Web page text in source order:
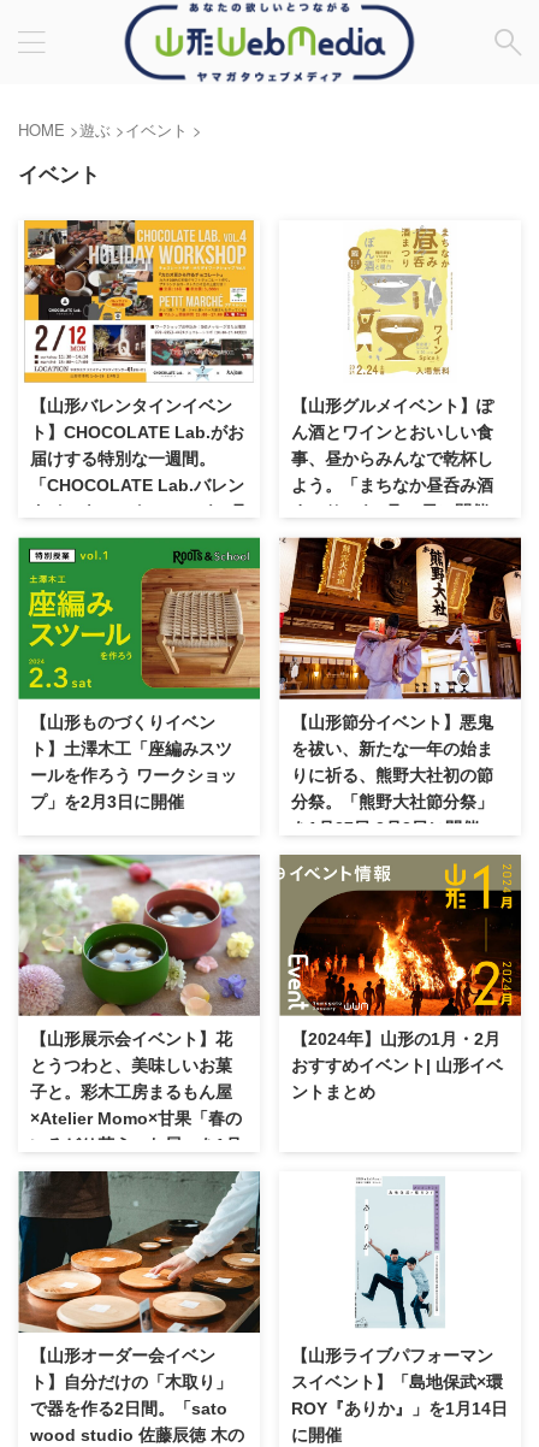
HOME >遊ぶ >イベント >
イベント
【山形バレンタインイベン
ト】CHOCOLATE Lab.がお
届けする特別な一週間。
「CHOCOLATE Lab.バレン
タインウィーク2024」を2月
9日～14日にかけて開催
【山形グルメイベント】ぽ
ん酒とワインとおいしい食
事、昼からみんなで乾杯し
よう。「まちなか昼呑み酒
まつり」を2月24日に開催
【山形ものづくりイベン
ト】土澤木工「座編みスツ
ールを作ろう ワークショッ
プ」を2月3日に開催
【山形節分イベント】悪鬼
を祓い、新たな一年の始ま
りに祈る、熊野大社初の節
分祭。「熊野大社節分祭」
を1月27日,2月3日に開催
【山形展示会イベント】花
とうつわと、美味しいお菓
子と。彩木工房まるもん屋
×Atelier Momo×甘果「春の
いろどり花うつわ展」を1月
26日から開催
【2024年】山形の1月・2月
おすすめイベント| 山形イベ
ントまとめ
【山形オーダー会イベン
ト】自分だけの「木取り」
で器を作る2日間。「sato
wood studio 佐藤辰徳 木の
【山形ライブパフォーマン
スイベント】「島地保武×環
ROY『ありか』」を1月14日
に開催